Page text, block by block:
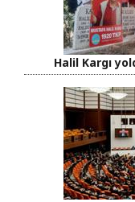
Halil Kargı